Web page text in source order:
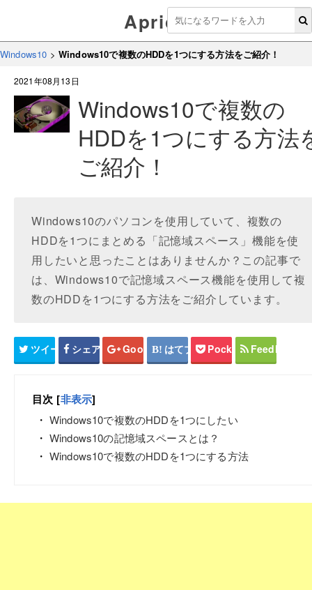
Aprico
Windows10 > Windows10で複数のHDDを1つにする方法をご紹介！
2021年08月13日
Windows10で複数の
HDDを1つにする方法
ご紹介！
Windows10のパソコンを使用していて、複数の
HDDを1つにまとめる「記憶域スペース」機能を使
用したいと思ったことはありませんか？この記事で
は、Windows10で記憶域スペース機能を使用して複
数のHDDを1つにする方法をご紹介しています。
ツイート シェア Google+ はてブ Pocket Feedly
目次 [非表示]
Windows10で複数のHDDを1つにしたい
Windows10の記憶域スペースとは？
Windows10で複数のHDDを1つにする方法